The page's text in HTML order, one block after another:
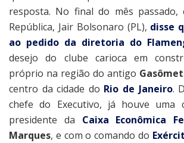
resposta. No final do mês passado,
República, Jair Bolsonaro (PL), disse
ao pedido da diretoria do
desejo do clube carioca em
próprio na região do antigo
centro da cidade do Rio de Janeiro.
chefe do Executivo, já houve uma
presidente da Caixa Econômica
Marques, e com o comando do